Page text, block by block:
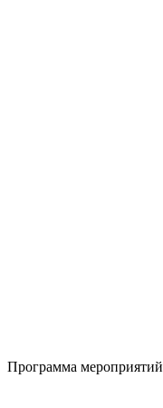
Программа мероприятий